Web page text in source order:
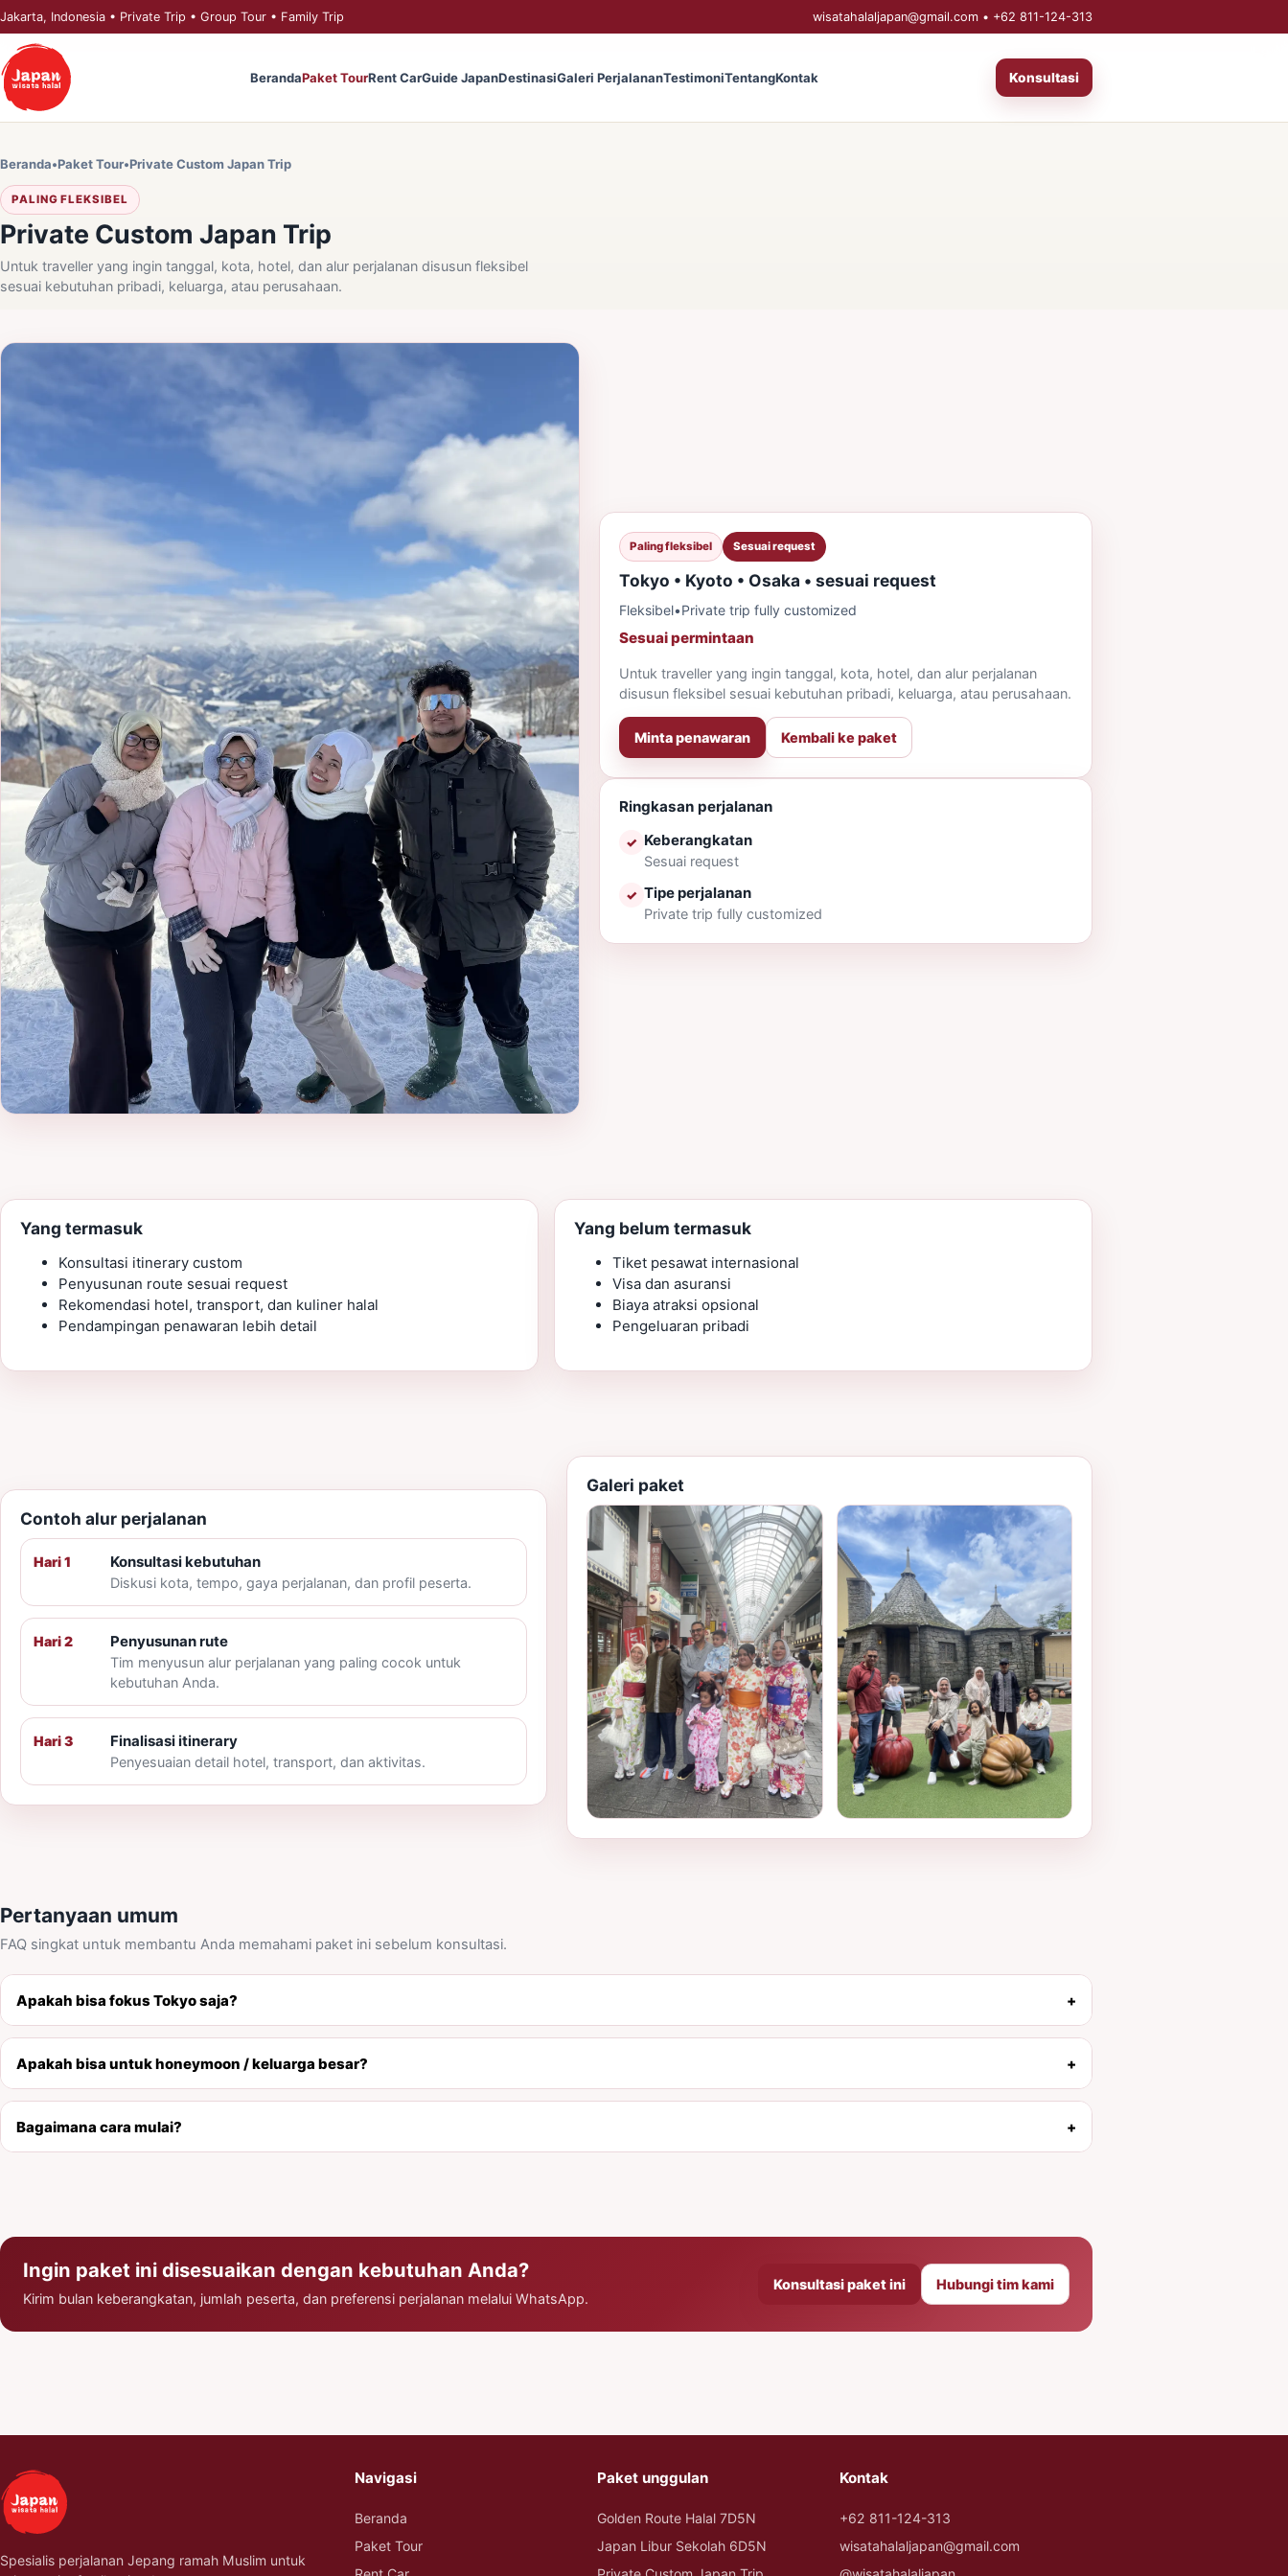
Jakarta, Indonesia • Private Trip • Group Tour • Family Trip wisatahalaljapan@gmail.com • +62 811-124-313
BerandaPaket TourRent CarGuide JapanDestinasiGaleri PerjalananTestimoniTentangKontak Konsultasi
Beranda•Paket Tour•Private Custom Japan Trip
PALING FLEKSIBEL
Private Custom Japan Trip
Untuk traveller yang ingin tanggal, kota, hotel, dan alur perjalanan disusun fleksibel
sesuai kebutuhan pribadi, keluarga, atau perusahaan.
Paling fleksibel Sesuai request
Tokyo • Kyoto • Osaka • sesuai request
Fleksibel•Private trip fully customized
Sesuai permintaan
Untuk traveller yang ingin tanggal, kota, hotel, dan alur perjalanan
disusun fleksibel sesuai kebutuhan pribadi, keluarga, atau perusahaan.
Minta penawaran Kembali ke paket
Ringkasan perjalanan
✓ Keberangkatan
Sesuai request
✓ Tipe perjalanan
Private trip fully customized
Yang termasuk
Konsultasi itinerary custom
Penyusunan route sesuai request
Rekomendasi hotel, transport, dan kuliner halal
Pendampingan penawaran lebih detail
Yang belum termasuk
Tiket pesawat internasional
Visa dan asuransi
Biaya atraksi opsional
Pengeluaran pribadi
Contoh alur perjalanan
Hari 1 Konsultasi kebutuhan
Diskusi kota, tempo, gaya perjalanan, dan profil peserta.
Hari 2 Penyusunan rute
Tim menyusun alur perjalanan yang paling cocok untuk
kebutuhan Anda.
Hari 3 Finalisasi itinerary
Penyesuaian detail hotel, transport, dan aktivitas.
Galeri paket
Pertanyaan umum
FAQ singkat untuk membantu Anda memahami paket ini sebelum konsultasi.
Apakah bisa fokus Tokyo saja? +
Apakah bisa untuk honeymoon / keluarga besar? +
Bagaimana cara mulai? +
Ingin paket ini disesuaikan dengan kebutuhan Anda?
Kirim bulan keberangkatan, jumlah peserta, dan preferensi perjalanan melalui WhatsApp.
Konsultasi paket ini Hubungi tim kami
Spesialis perjalanan Jepang ramah Muslim untuk
Navigasi
Beranda
Paket Tour
Paket unggulan
Golden Route Halal 7D5N
Japan Libur Sekolah 6D5N
Kontak
+62 811-124-313
wisatahalaljapan@gmail.com